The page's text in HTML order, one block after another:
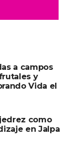
a campos
y
Vida el
como
en Jalpa